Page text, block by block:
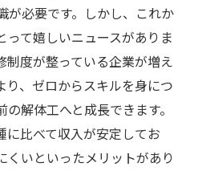
が必要です。しかし、これか
って嬉しいニュースがありま
制度が整っている企業が増え
り、ゼロからスキルを身につ
解体工へと成長できます。
に比べて収入が安定してお
くいといったメリットがあり